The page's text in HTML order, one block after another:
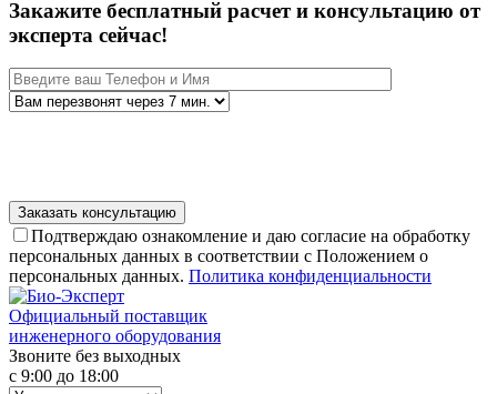
Закажите бесплатный расчет и консультацию от
эксперта сейчас!
Подтверждаю ознакомление и даю согласие на обработку
персональных данных в соответствии с Положением о
персональных данных. Политика конфиденциальности
Официальный поставщик
инженерного оборудования
Звоните без выходных
с 9:00 до 18:00